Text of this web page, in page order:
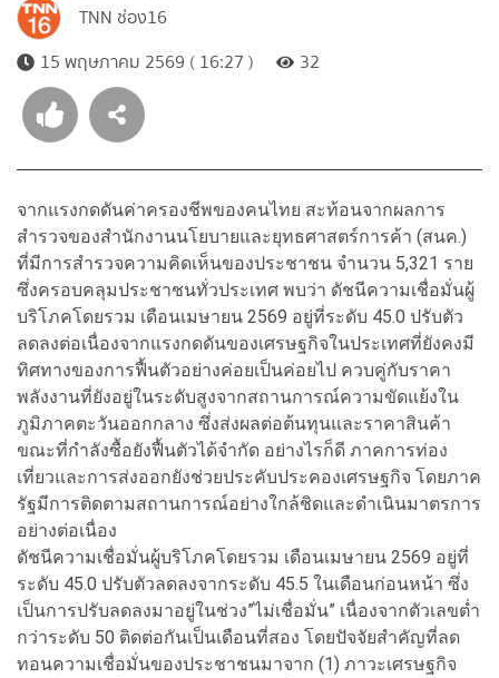
TNN ช่อง16
15 พฤษภาคม 2569 ( 16:27 )
32
จากแรงกดดันค่าครองชีพของคนไทย สะท้อนจากผลการ
สำรวจของสำนักงานนโยบายและยุทธศาสตร์การค้า (สนค.)
ที่มีการสำรวจความคิดเห็นของประชาชน จำนวน 5,321 ราย
ซึ่งครอบคลุมประชาชนทั่วประเทศ พบว่า ดัชนีความเชื่อมั่นผู้
บริโภคโดยรวม เดือนเมษายน 2569 อยู่ที่ระดับ 45.0 ปรับตัว
ลดลงต่อเนื่องจากแรงกดดันของเศรษฐกิจในประเทศที่ยังคงมี
ทิศทางของการฟื้นตัวอย่างค่อยเป็นค่อยไป ควบคู่กับราคา
พลังงานที่ยังอยู่ในระดับสูงจากสถานการณ์ความขัดแย้งใน
ภูมิภาคตะวันออกกลาง ซึ่งส่งผลต่อต้นทุนและราคาสินค้า
ขณะที่กำลังซื้อยังฟื้นตัวได้จำกัด อย่างไรก็ดี ภาคการท่อง
เที่ยวและการส่งออกยังช่วยประคับประคองเศรษฐกิจ โดยภาค
รัฐมีการติดตามสถานการณ์อย่างใกล้ชิดและดำเนินมาตรการ
อย่างต่อเนื่อง
ดัชนีความเชื่อมั่นผู้บริโภคโดยรวม เดือนเมษายน 2569 อยู่ที่
ระดับ 45.0 ปรับตัวลดลงจากระดับ 45.5 ในเดือนก่อนหน้า ซึ่ง
เป็นการปรับลดลงมาอยู่ในช่วง”ไม่เชื่อมั่น” เนื่องจากตัวเลขต่ำ
กว่าระดับ 50 ติดต่อกันเป็นเดือนที่สอง โดยปัจจัยสำคัญที่ลด
ทอนความเชื่อมั่นของประชาชนมาจาก (1) ภาวะเศรษฐกิจ